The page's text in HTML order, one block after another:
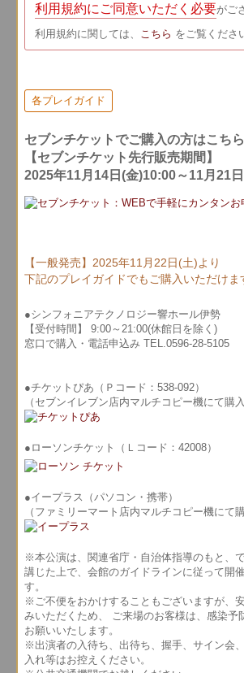
利用規約にご同意いただく必要がご
利用規約に関しては、 こちら をご覧くださ
各プレイガイド
セブンチケットでご購入の方はこちら
【セブンチケット先行販売期間】
2025年11月14日(金)10:00～11月21
【一般発売】2025年11月22日(土)より
下記のプレイガイドでもご購入いただけま
●シンフォニアテクノロジー響ホール伊勢
【受付時間】 9:00～21:00(休館日を除く)
窓口で購入・電話申込み TEL.0596-28-5105
●チケットぴあ（Ｐコード：538-092）
（セブンイレブン店内マルチコピー機にて購入
●ローソンチケット（Ｌコード：42008）
●イープラス（パソコン・携帯）
（ファミリーマート店内マルチコピー機にて
※本公演は、関連省庁・自治体指導のもと、
講じた上で、会館のガイドラインに従って開
す。
※ご不便をおかけすることもございますが、
みいただくため、 ご来場のお客様は、感染予
お願いいたします。
※出演者の入待ち、出待ち、握手、サイン会
入れ等はお控えください。